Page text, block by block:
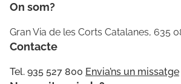
On som?
Gran Via de les Corts Catalanes, 635
Contacte
Tel. 935 527 800 Envia’ns un missatge